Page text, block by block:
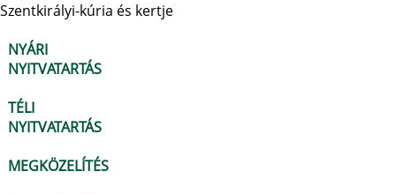
Szentkirályi-kúria és kertje
NYÁRI
NYITVATARTÁS
TÉLI
NYITVATARTÁS
MEGKÖZELÍTÉS